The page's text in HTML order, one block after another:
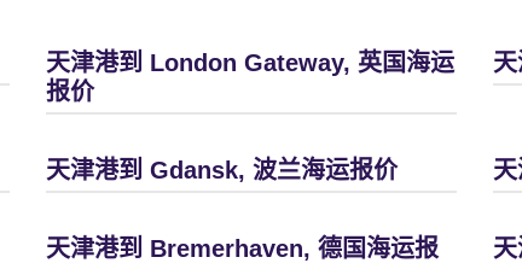
天津港到 London Gateway, 英国海运
报价
天津港到 Gdansk, 波兰海运报价
天津港到 Bremerhaven, 德国海运报